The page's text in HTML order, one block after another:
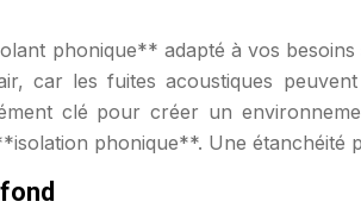
phonique** adapté à vos besoins
car les fuites acoustiques
clé pour créer un
phonique**. Une étanchéité